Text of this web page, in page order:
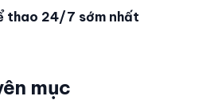
thao 24/7 sớm nhất
mục